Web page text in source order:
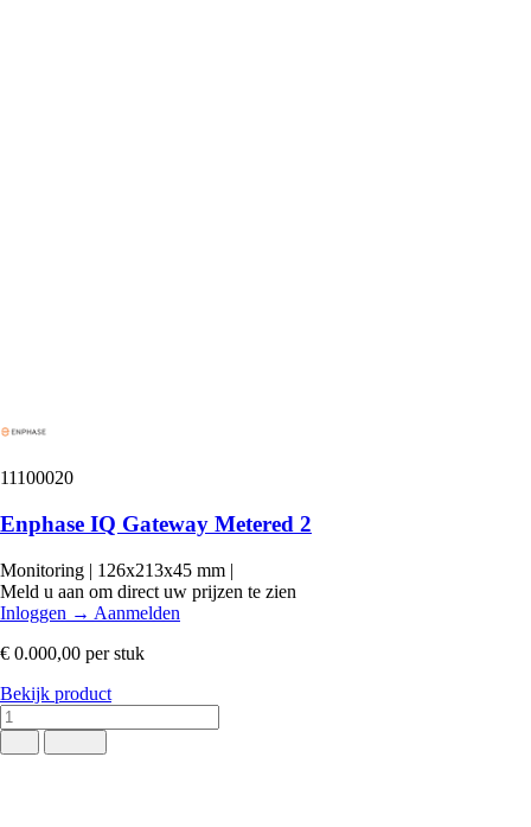
11100020
Enphase IQ Gateway Metered 2
Monitoring | 126x213x45 mm |
Meld u aan om direct uw prijzen te zien
Inloggen → Aanmelden
€ 0.000,00 per stuk
Bekijk product